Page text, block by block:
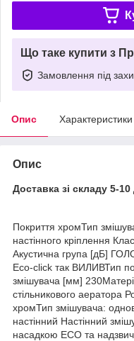
Що таке купити з
Замовлення під
Опис Характеристики
Опис
Доставка зі складу 5-10
Покриття хромТип
настінного кріплення
Акустична група [дБ]
Eco-click так ВИЛИВТип
змішувача [мм]
стільникового аератора
хромТип змішувача:
настінний Настінний
насадкою ECO та